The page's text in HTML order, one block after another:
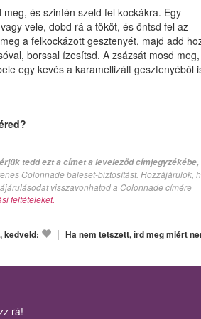
és szintén szeld fel kockákra. Egy
vele, dobd rá a tököt, és öntsd fel az
a felkockázott gesztenyét, majd add
borssal ízesítsd. A zsázsát mosd meg,
egy kevés a karamellizált gesztenyéből
tedd ezt a címet a leveleződ címjegyzékébe,
Colonnade baleset-biztosítást. Hozzájárulok,
visszavonhatod a Colonnade címére
feltételeket.
kedveld: | Ha nem tetszett, írd meg miért
rá!